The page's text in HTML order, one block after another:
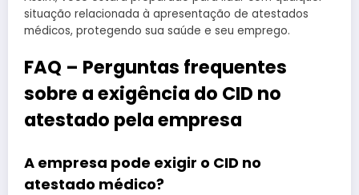
situação relacionada à apresentação de atestados
médicos, protegendo sua saúde e seu emprego.
FAQ – Perguntas frequentes
sobre a exigência do CID no
atestado pela empresa
A empresa pode exigir o CID no
atestado médico?